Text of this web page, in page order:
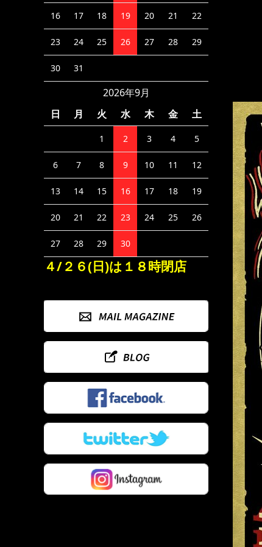
16 17 18 19 20 21 22
23 24 25 26 27 28 29
30 31
2026年9月
日
月 火 水 木 金 土
1 2 3 4 5
6 7 8 9 10 11 12
13 14 15 16 17 18 19
20 21 22 23 24 25 26
27 28 29 30
４/２６(日)は１８時閉店